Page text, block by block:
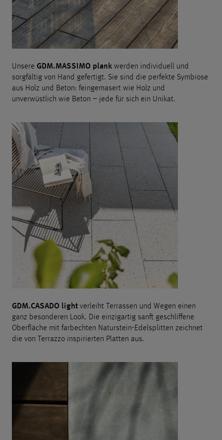
Unsere GDM.MASSIMO plank werden individuell und
sorgfältig von Hand gefertigt. Sie sind die perfekte Symbiose
aus Holz und Beton: feingemasert wie Holz und
unverwüstlich wie Beton – jede für sich ein Unikat.
GDM.CASADO light verleiht Terrassen und Wegen einen
ganz besonderen Look. Die einzigartig sanft geschliffene
Oberfläche mit farbechten Naturstein-Edelsplitten zeichnet
die von Terrazzo inspirierten Platten aus.